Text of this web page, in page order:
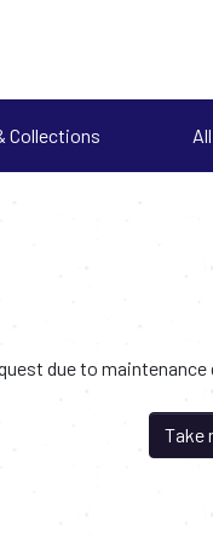
Collections
due to
Take